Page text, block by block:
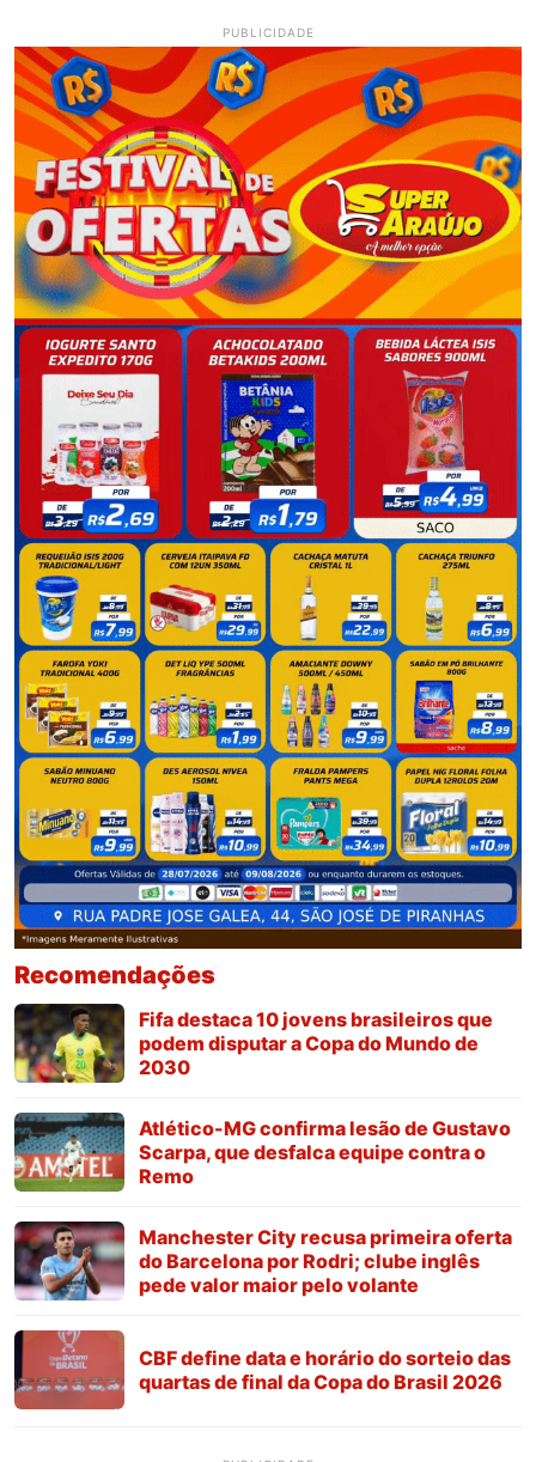
PUBLICIDADE
Recomendações
Fifa destaca 10 jovens brasileiros que
podem disputar a Copa do Mundo de
2030
Atlético-MG confirma lesão de Gustavo
Scarpa, que desfalca equipe contra o
Remo
Manchester City recusa primeira oferta
do Barcelona por Rodri; clube inglês
pede valor maior pelo volante
CBF define data e horário do sorteio das
quartas de final da Copa do Brasil 2026